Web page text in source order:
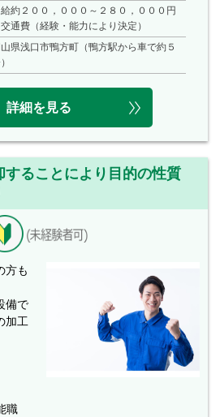
給約２００，０００～２８０，０００円
交通費（経験・能力により決定）
山県浅口市鴨方町（鴨方駅から車で約５
詳細を見る
することにより目的の性質
方も
備で
加工
職